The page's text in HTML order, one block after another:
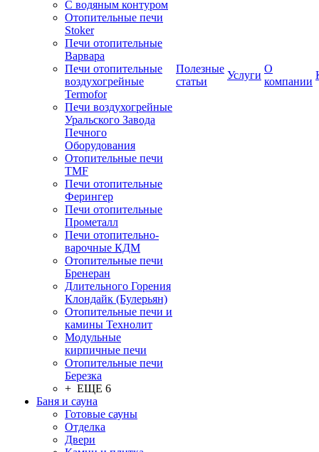
C водяным контуром
Отопительные печи
Stoker
Печи отопительные
Варвара
Печи отопительные
воздухогрейные
Termofor
Печи воздухогрейные
Уральского Завода
Печного
Оборудования
Отопительные печи
TMF
Печи отопительные
Ферингер
Печи отопительные
Прометалл
Печи отопительно-
варочные КДМ
Отопительные печи
Бренеран
Длительного Горения
Клондайк (Булерьян)
Отопительные печи и
камины Технолит
Модульные
кирпичные печи
Отопительные печи
Березка
+ ЕЩЕ 6
Баня и сауна
Готовые сауны
Отделка
Двери
Полезные
статьи
Услуги
О
компании